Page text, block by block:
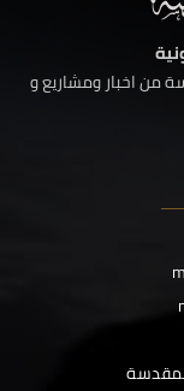
من اخبار ومشاريع و